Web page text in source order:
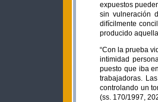
expuestos
sin vulneración
difícilmente
producido
“Con la prueba
intimidad
puesto que iba
trabajadoras.
controlando un
(ss. 170/1997,